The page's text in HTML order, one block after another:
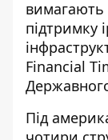
підтримку
Financial
Під